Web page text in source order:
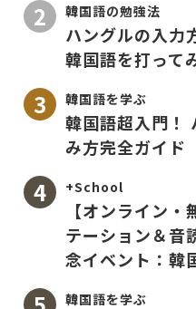
韓国語の勉強法
ハングルの入力
韓国語を打って
韓国語を学ぶ
韓国語超入門！
み方完全ガイド
+School
【オンライン
テーション＆音
念イベント：韓
韓国語を学ぶ